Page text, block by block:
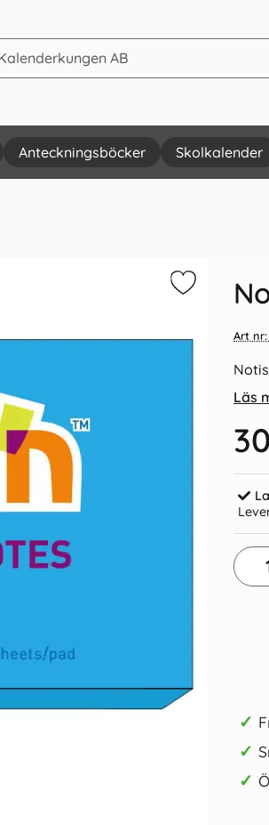
Anteckningsböcker Skolkalender
Vi rekommenderar
Notisblock 76x127 Lila neon
Art nr:
Läs
✓
✓
✓